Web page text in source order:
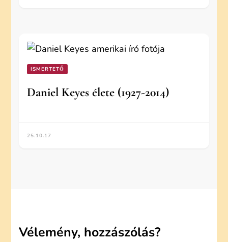
ISMERTETŐ
Daniel Keyes élete (1927-2014)
25.10.17
Vélemény, hozzászólás?